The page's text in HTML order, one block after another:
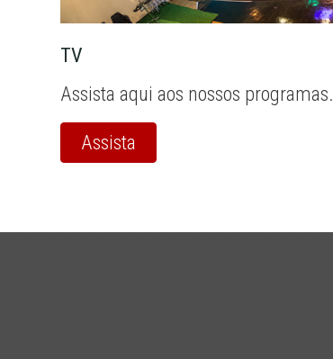
TV
Assista aqui aos nossos programas.
Assista